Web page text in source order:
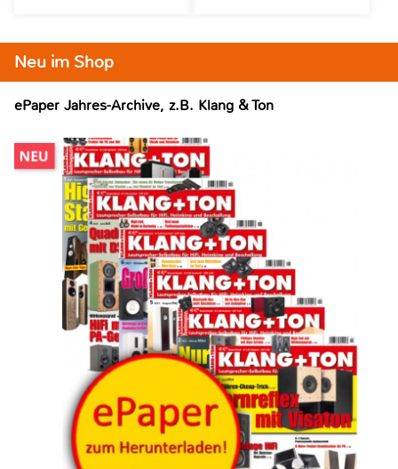
Neu im Shop
ePaper Jahres-Archive, z.B. Klang & Ton